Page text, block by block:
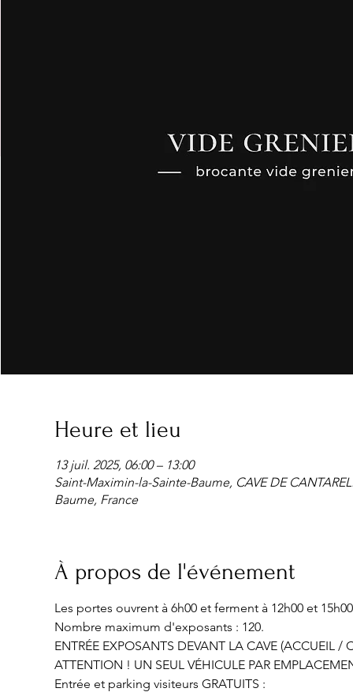
Heure et lieu
13 juil. 2025, 06:00 – 13:00
Saint-Maximin-la-Sainte-Baume, CAVE DE
Baume, France
À propos de l'événement
Les portes ouvrent à 6h00 et ferment à 12h00 et
Nombre maximum d'exposants : 120.
ENTRÉE EXPOSANTS DEVANT LA CAVE (ACCUEIL /
ATTENTION ! UN SEUL VÉHICULE PAR
Entrée et parking visiteurs GRATUITS :